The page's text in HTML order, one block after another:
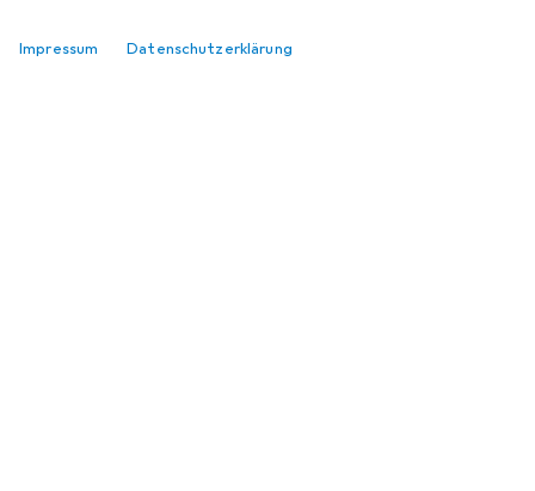
Impressum Datenschutzerklärung